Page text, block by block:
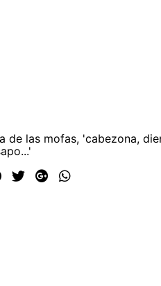
de las mofas, 'cabezona,